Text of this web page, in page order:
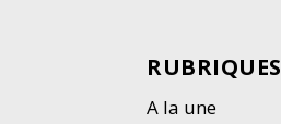
RUBRIQUES
A la une